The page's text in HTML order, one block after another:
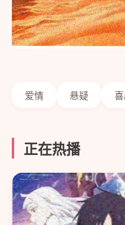
爱情 悬疑 喜
正在热播